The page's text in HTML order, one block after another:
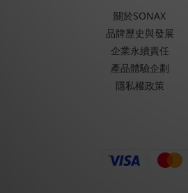
關於SONAX
品牌歷史與發展
企業永續責任
產品體驗企劃
隱私權政策